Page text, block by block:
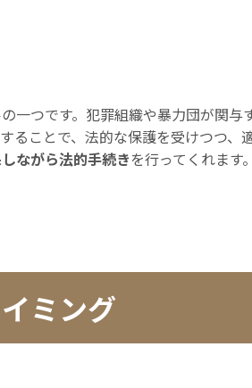
一つです。犯罪組織や暴力団が関与
ることで、法的な保護を受けつつ
ながら法的手続きを行ってくれます。
ミング